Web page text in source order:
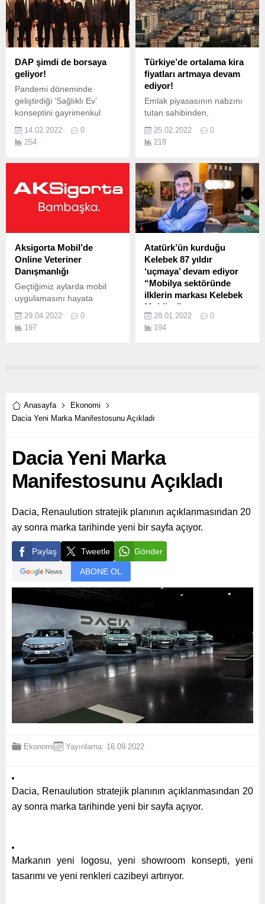
fırsatların olduğuna dikkat
çekti.
DAP şimdi de borsaya
geliyor!
Pandemi döneminde
geliştirdiği ‘Sağlıklı Ev’
konseptini gayrimenkul
sektörüne kazandıran DAP
Gayrimenkul Geliştirme,
Garanti BBVA Yatırım’ın
14.02.2022
0
254
Türkiye’de ortalama kira
fiyatları artmaya devam
ediyor!
Emlak piyasasının nabzını
tutan sahibinden,
Bahçeşehir Üniversitesi
Ekonomik ve Toplumsal
Araştırmalar Merkezi
hazırladığı “sahibindex
Kiralık Konut Piyasası
Görünümü” raporunda
kiralık konut piyasasındaki
değişimleri mercek altına
aldı.
25.02.2022
0
218
Aksigorta Mobil’de
Online Veteriner
Danışmanlığı
Geçtiğimiz aylarda mobil
uygulamasını hayata
üzerinden müşterilerine
sunduğu hizmet ağını
29.04.2022
0
197
Atatürk’ün kurduğu
Kelebek 87 yıldır
‘uçmaya’ devam ediyor
“Mobilya sektöründe
ilklerin markası Kelebek
Mobilya”
Ulu Önder Atatürk’ün
imzasıyla 1935 yılında
28.01.2022
0
194
Anasayfa
Ekonomi
Dacia Yeni Marka Manifestosunu Açıkladı
Dacia Yeni Marka
Manifestosunu Açıkladı
Dacia, Renaulution stratejik planının açıklanmasından 20
ay sonra marka tarihinde yeni bir sayfa açıyor.
Paylaş Tweetle Gönder
ABONE OL
Ekonomi Yayınlama: 16.09.2022
Dacia, Renaulution stratejik planının açıklanmasından 20
ay sonra marka tarihinde yeni bir sayfa açıyor.
Markanın yeni logosu, yeni showroom konsepti, yeni
tasarımı ve yeni renkleri cazibeyi artırıyor.